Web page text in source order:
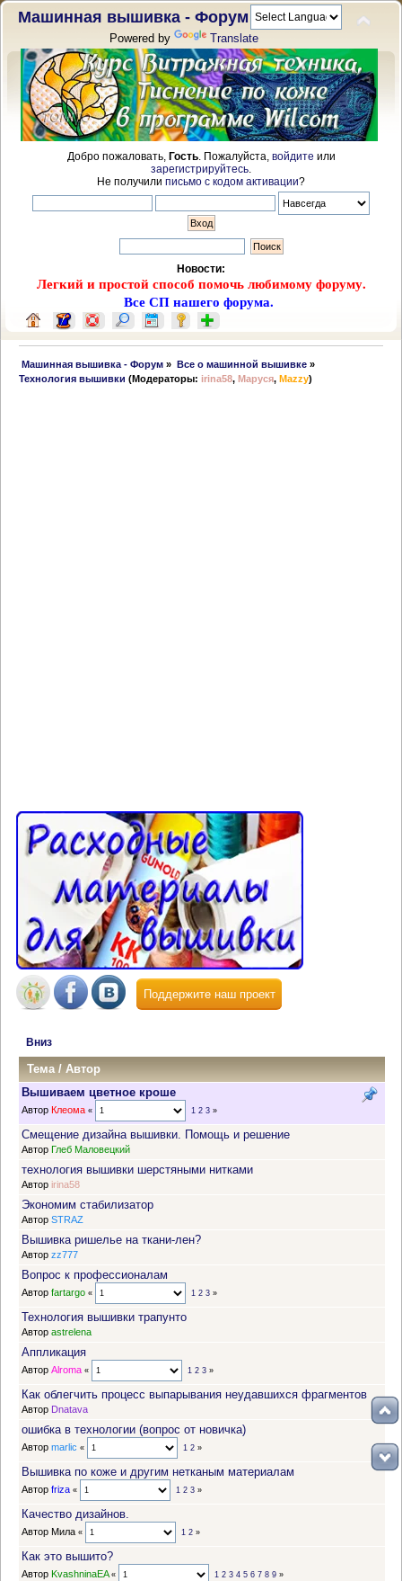
Машинная вышивка - Форум
Powered by Translate
Добро пожаловать, Гость. Пожалуйста, войдите или
зарегистрируйтесь
Не получили письмо с кодом активации?
Новости:
Легкий и простой способ помочь любимому форуму.
Все СП нашего форума.
Машинная вышивка - Форум » Все о машинной вышивке»
Технология вышивки (Модераторы:irina58,Маруся,Mazzy)
Поддержите наш проект
Вниз
Тема/Автор
Вышиваем цветное кроше
Автор Клеома « 1 2 3»
Смещение дизайна вышивки. Помощь и решение
Автор Глеб Маловецкий
технология вышивки шерстяными нитками
Автор irina58
Экономим стабилизатор
Автор STRAZ
Вышивка ришелье на ткани-лен?
Автор zz777
Вопрос к профессионалам
Автор fartargo « 1 2 3»
Технология вышивки трапунто
Автор astrelena
Аппликация
Автор Alroma « 1 2 3»
Как облегчить процесс выпарывания неудавшихся фрагментов
Автор Dnatava
ошибка в технологии (вопрос от новичка)
Автор marlic « 1 2»
Вышивка по коже и другим нетканым материалам
Автор friza « 1 2 3»
Качество дизайнов.
Автор Мила « 1 2»
Как это вышито?
Автор KvashninaEA « 1 2 3 4 5 6 7 8 9»